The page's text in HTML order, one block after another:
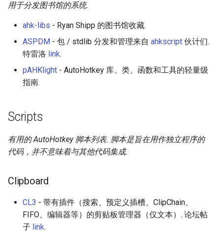
用于分发图书馆的系统.
ahk-libs - Ryan Shipp 的图书馆收藏.
ASPDM - 包 / stdlib 分发和管理来自 ahkscript 伙计们.
特雷洛 link.
pAHKlight - AutoHotkey 库、类、函数和工具的轻量级
指南.
Scripts
有用的 AutoHotkey 脚本列表. 脚本是旨在用作独立程序的
代码，并不意味着与其他代码集成.
Clipboard
CL3 - 带有插件（搜索、预定义插槽、ClipChain、
FIFO、编辑器等）的剪贴板管理器（仅文本）. 论坛帖
子 link.